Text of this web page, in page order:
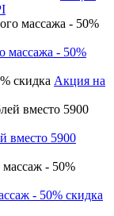
массажа - 50%
Акция на
вместо 5900
- 50% скидка